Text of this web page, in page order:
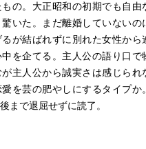
の。大正昭和の初期でも自由
いた。まだ離婚していないの
が結ばれずに別れた女性から
を企てる。主人公の語り口で
主人公から誠実さは感じられ
を芸の肥やしにするタイプか
まで退屈せずに読了。